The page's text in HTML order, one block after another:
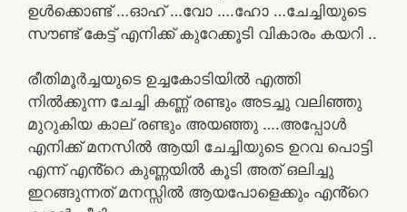
ഉൾക്കൊണ്ട് …ഓഹ് …വോ ….ഹോ …ചേച്ചിയുടെ
സൗണ്ട് കേട്ട് എനിക്ക് കുറേക്കൂടി വികാരം കയറി ..
രീതിമൂർച്ചയുടെ ഉച്ചകോടിയിൽ എത്തി
നിൽക്കുന്ന ചേച്ചി കണ്ണ് രണ്ടും അടച്ചു വലിഞ്ഞു
മുറുകിയ കാല് രണ്ടും അയഞ്ഞു ….അപ്പോൾ
എനിക്ക് മനസിൽ ആയി ചേച്ചിയുടെ ഉറവ പൊട്ടി
എന്ന് എൻ്റെ കുണ്ണയിൽ കൂടി അത് ഒലിച്ചു
ഇറങ്ങുന്നത് മനസ്സിൽ ആയപോളെക്കും എൻ്റെ